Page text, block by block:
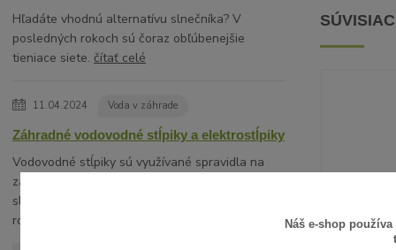
Hľadáte vhodnú alternatívu slnečníka? V
posledných rokoch sú čoraz obľúbenejšie
tieniace siete.čítať celé
11.04.2024 Voda v záhrade
Záhradné vodovodné stĺpiky a elektrostĺpiky
Vodovodné stĺpiky sú využívané spravidla na
záhradách rodinných domov ako hydranty
slúžiace na estetické a komfortné napojenie na
rozvod vody napríkla...
Náš e-shop